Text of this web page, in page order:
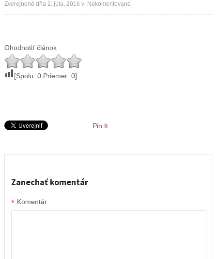
Zverejnené dňa 2. júla, 2016 v Nekomentované
Ohodnotiť článok
[Spolu: 0Priemer: 0]
Pin It
Zanechať komentár
Komentár
*